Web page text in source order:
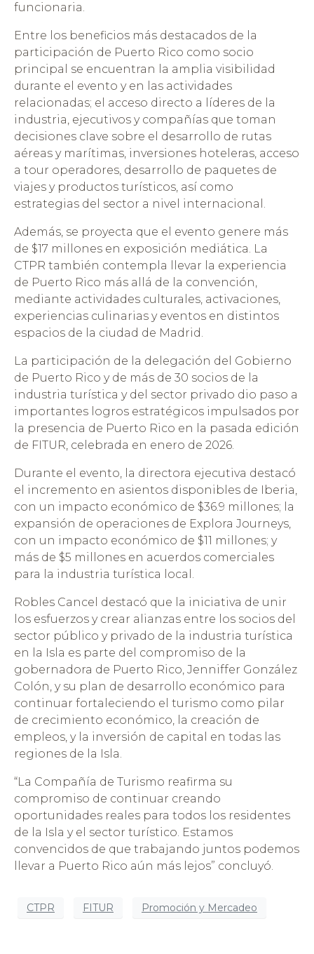
funcionaria.
Entre los beneficios más destacados de la
participación de Puerto Rico como socio
principal se encuentran la amplia visibilidad
durante el evento y en las actividades
relacionadas; el acceso directo a líderes de la
industria, ejecutivos y compañías que toman
decisiones clave sobre el desarrollo de rutas
aéreas y marítimas, inversiones hoteleras, acceso
a tour operadores, desarrollo de paquetes de
viajes y productos turísticos, así como
estrategias del sector a nivel internacional.
Además, se proyecta que el evento genere más
de $17 millones en exposición mediática. La
CTPR también contempla llevar la experiencia
de Puerto Rico más allá de la convención,
mediante actividades culturales, activaciones,
experiencias culinarias y eventos en distintos
espacios de la ciudad de Madrid.
La participación de la delegación del Gobierno
de Puerto Rico y de más de 30 socios de la
industria turística y del sector privado dio paso a
importantes logros estratégicos impulsados por
la presencia de Puerto Rico en la pasada edición
de FITUR, celebrada en enero de 2026.
Durante el evento, la directora ejecutiva destacó
el incremento en asientos disponibles de Iberia,
con un impacto económico de $36.9 millones; la
expansión de operaciones de Explora Journeys,
con un impacto económico de $11 millones; y
más de $5 millones en acuerdos comerciales
para la industria turística local.
Robles Cancel destacó que la iniciativa de unir
los esfuerzos y crear alianzas entre los socios del
sector público y privado de la industria turística
en la Isla es parte del compromiso de la
gobernadora de Puerto Rico, Jenniffer González
Colón, y su plan de desarrollo económico para
continuar fortaleciendo el turismo como pilar
de crecimiento económico, la creación de
empleos, y la inversión de capital en todas las
regiones de la Isla.
“La Compañía de Turismo reafirma su
compromiso de continuar creando
oportunidades reales para todos los residentes
de la Isla y el sector turístico. Estamos
convencidos de que trabajando juntos podemos
llevar a Puerto Rico aún más lejos” concluyó.
CTPR FITUR Promoción y Mercadeo